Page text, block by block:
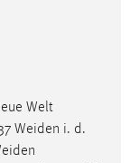
Welt
Weiden i. d.